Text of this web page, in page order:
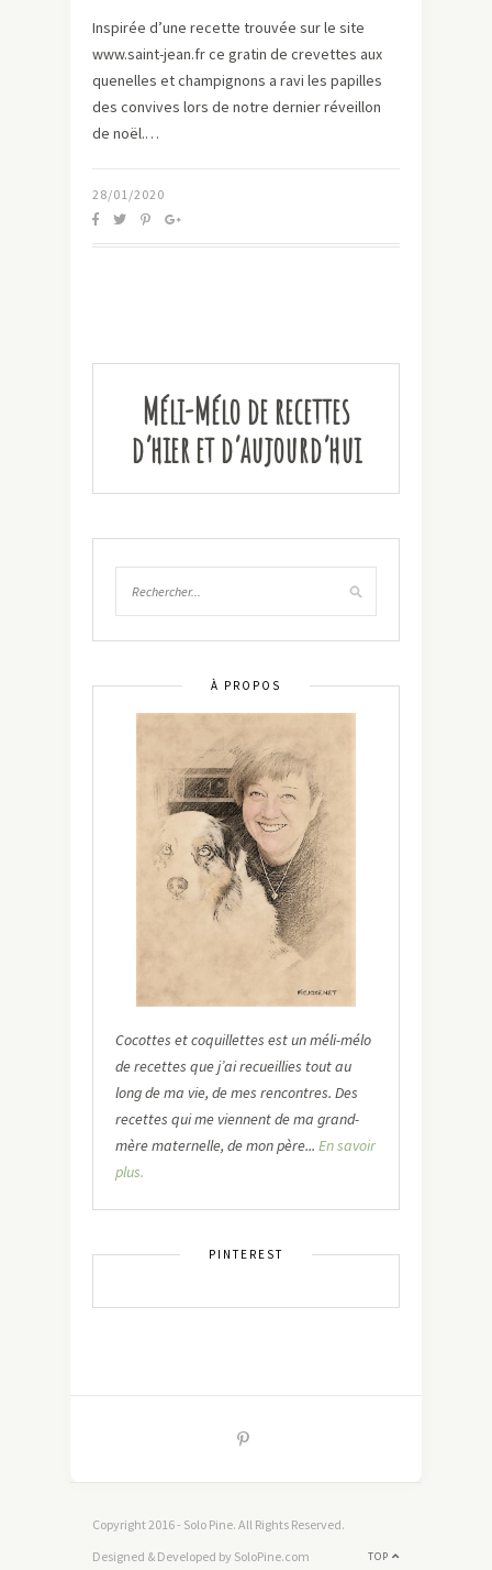
Inspirée d’une recette trouvée sur le site
www.saint-jean.fr ce gratin de crevettes aux
quenelles et champignons a ravi les papilles
des convives lors de notre dernier réveillon
de noël.…
28/01/2020
Méli-Mélo de recettes
d’hier et d’aujourd’hui
À PROPOS
Cocottes et coquillettes est un méli-mélo
de recettes que j’ai recueillies tout au
long de ma vie, de mes rencontres. Des
recettes qui me viennent de ma grand-
mère maternelle, de mon père... En savoir
plus.
PINTEREST
Copyright 2016 - Solo Pine. All Rights Reserved.
TOP
Designed & Developed by SoloPine.com